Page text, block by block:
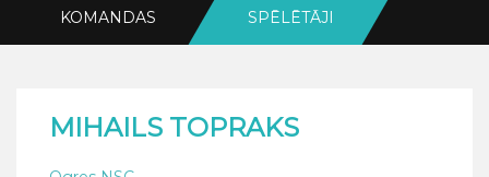
KOMANDAS SPĒLĒTĀJI
MIHAILS TOPRAKS